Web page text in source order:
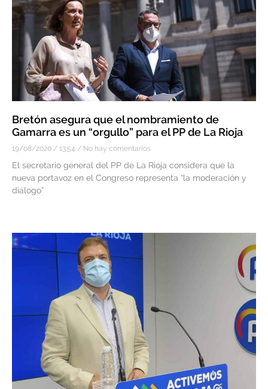
Bretón asegura que el nombramiento de
Gamarra es un “orgullo” para el PP de La Rioja
19/08/2020 13:54 No hay comentarios
El secretario general del PP de La Rioja considera que la
nueva portavoz en el Congreso representa “la moderación y
diálogo”